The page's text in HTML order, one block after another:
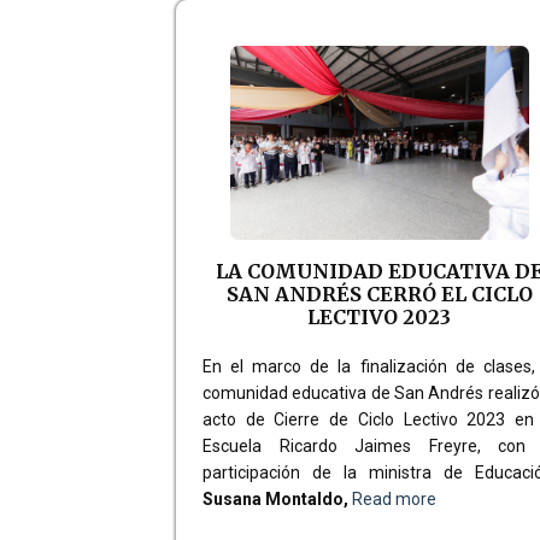
LA COMUNIDAD EDUCATIVA
SAN ANDRÉS CERRÓ EL CICLO
LECTIVO 2023
En el marco de la finalización de clases,
comunidad educativa de San Andrés realizó
acto de Cierre de Ciclo Lectivo 2023 en
Escuela Ricardo Jaimes Freyre, con
participación de la ministra de
Susana Montaldo, Read more